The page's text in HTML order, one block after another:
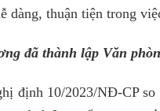
dàng, thuận tiện trong
đã thành lập Văn
định 10/2023/NĐ-CP